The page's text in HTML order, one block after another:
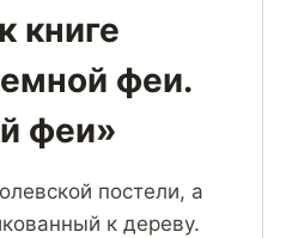
книге
феи.
феи»
постели, а
к дереву.